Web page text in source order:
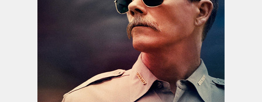
PÁGINA INICIAL